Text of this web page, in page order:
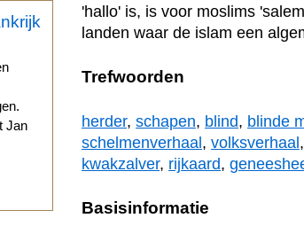
Jan
'hallo' is, is voor moslims
landen waar de islam een
Trefwoorden
herder, schapen, blind, blinde
schelmenverhaal, volksverhaal,
kwakzalver, rijkaard,
Basisinformatie